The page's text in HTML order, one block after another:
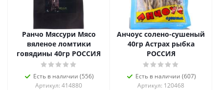
Ранчо Мяссури Мясо
вяленое ломтики
говядины 40гр РОССИЯ
Есть в наличии (556)
Артикул: 414880
Анчоус солено-сушеный
40гр Астрах рыбка
РОССИЯ
Есть в наличии (607)
Артикул: 120468